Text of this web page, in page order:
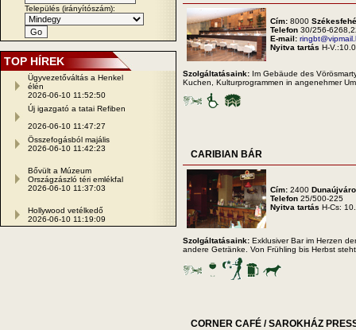
Település (irányítószám):
TOP HÍREK
Ügyvezetőváltás a Henkel
élén
2026-06-10 11:52:50
Új igazgató a tatai Refiben
2026-06-10 11:47:27
Összefogásból majális
2026-06-10 11:42:23
Bővült a Múzeum
Országzászló téri emlékfal
2026-06-10 11:37:03
Hollywood vetélkedő
2026-06-10 11:19:09
Cím: 8000
Telefon 30/256-
E-mail:
Nyitva tartás H-
Szolgáltatásaink: Im Gebäude des
Kuchen, Kulturprogrammen in angenehmer
CARIBIAN BÁR
Cím: 2400
Telefon 25/500-225
Nyitva tartás H-Cs:
Szolgáltatásaink: Exklusiver Bar im Herzen
andere Getränke. Von Frühling bis Herbst
CORNER CAFÉ / SAROKHÁZ